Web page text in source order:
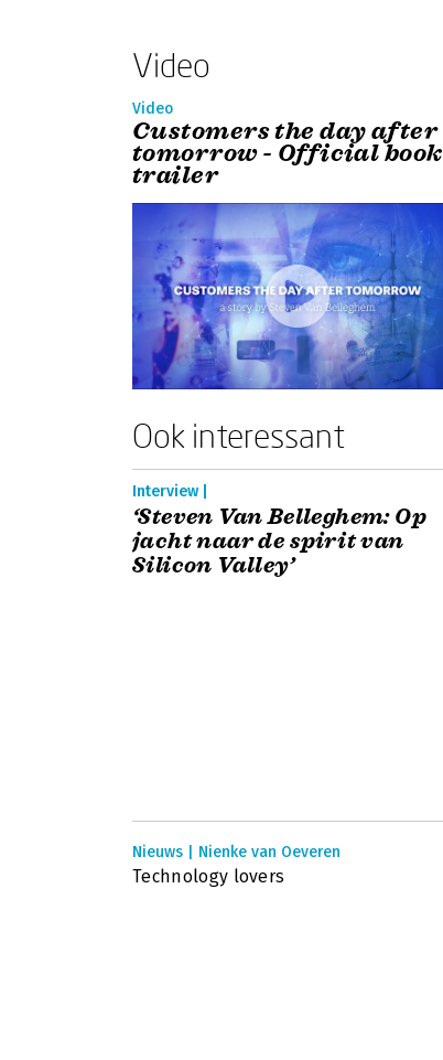
Video
Video
Customers the day after
tomorrow - Official book
trailer
Ook interessant
Interview |
‘Steven Van Belleghem: Op
jacht naar de spirit van
Silicon Valley’
Nieuws | Nienke van Oeveren
Technology lovers